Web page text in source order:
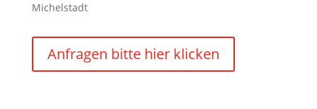
Michelstadt
Anfragen bitte hier klicken